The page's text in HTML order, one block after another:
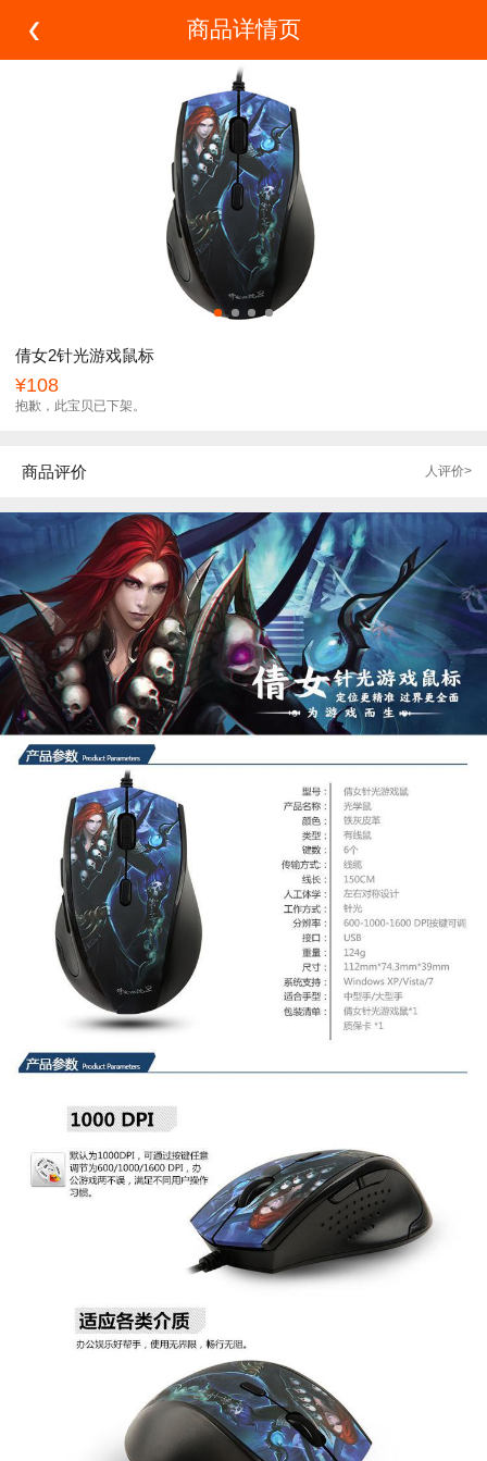
商品详情页
倩女2针光游戏鼠标
¥108
抱歉，此宝贝已下架。
人评价>
商品评价